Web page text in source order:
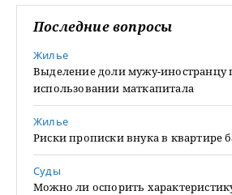
Последние вопросы
Жилье
Выделение доли мужу-иностранцу
использовании маткапитала
Жилье
Риски прописки внука в квартире
Суды
Можно ли оспорить